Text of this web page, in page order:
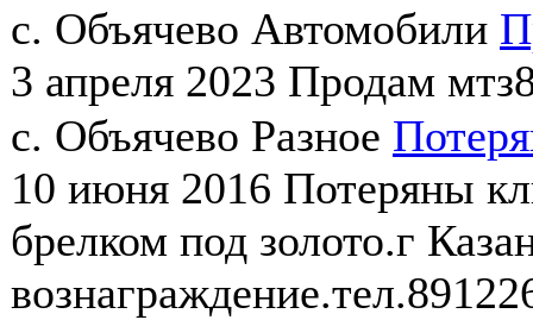
с. Объячево Автомобили
3 апреля 2023 Продам
с. Объячево Разное
10 июня 2016 Потеряны
брелком под золото.г